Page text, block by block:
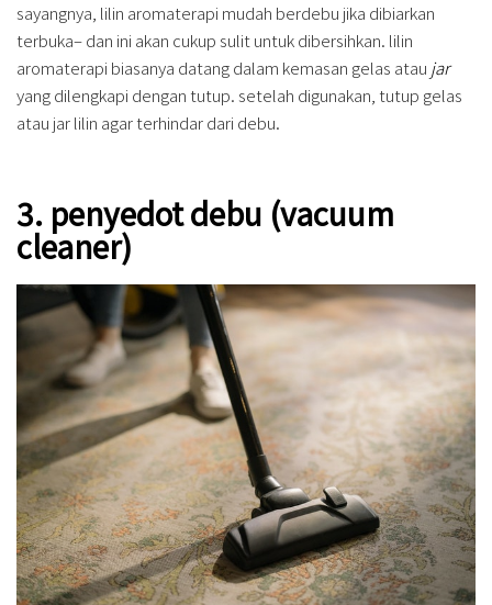
sayangnya, lilin aromaterapi mudah berdebu jika dibiarkan
terbuka– dan ini akan cukup sulit untuk dibersihkan. lilin
aromaterapi biasanya datang dalam kemasan gelas atau jar
yang dilengkapi dengan tutup. setelah digunakan, tutup gelas
atau jar lilin agar terhindar dari debu.
3. penyedot debu (vacuum
cleaner)